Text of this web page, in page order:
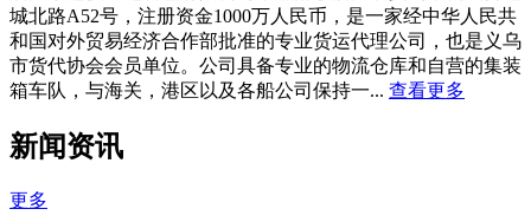
城北路A52号，注册资金1000万人民币，是一家经中华人民共
和国对外贸易经济合作部批准的专业货运代理公司，也是义乌
市货代协会会员单位。公司具备专业的物流仓库和自营的集装
箱车队，与海关，港区以及各船公司保持一... 查看更多
新闻资讯
更多